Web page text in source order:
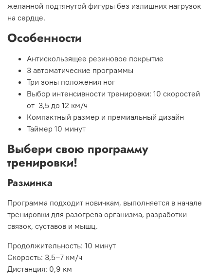
желанной подтянутой фигуры без излишних нагрузок
на сердце.
Особенности
Антискользящее резиновое покрытие
3 автоматические программы
Три зоны положения ног
Выбор интенсивности тренировки: 10 скоростей
от 3,5 до 12 км/ч
Компактный размер и премиальный дизайн
Таймер 10 минут
Выбери свою программу
тренировки!
Разминка
Программа подходит новичкам, выполняется в начале
тренировки для разогрева организма, разработки
связок, суставов и мышц.
Продолжительность: 10 минут
Скорость: 3,5–7 км/ч
Дистанция: 0,9 км